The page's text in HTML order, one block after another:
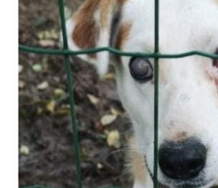
przygotowaliśmy dla Was
powiązane są z nierasowymi
czworonogami.Szacuje się,
obecnie około miliarda
czwarte z nich to kundelki.
zarazem najbardziej
psiaków, którą można
świata. Poznaj najczęściej
dotyczące wielorasowców,
wielu właścicieli.